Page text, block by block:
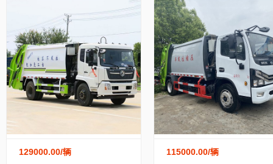
129000.00/辆
115000.00/辆